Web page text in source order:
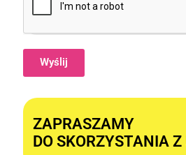
Wyślij
ZAPRASZAMY
DO SKORZYSTANIA Z